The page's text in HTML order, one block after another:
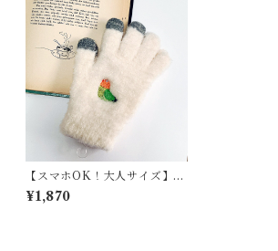
【スマホOK！大人サイズ】
「手袋 / ボタンインコ」ノー
マルボタンのワンポイント刺
¥1,870